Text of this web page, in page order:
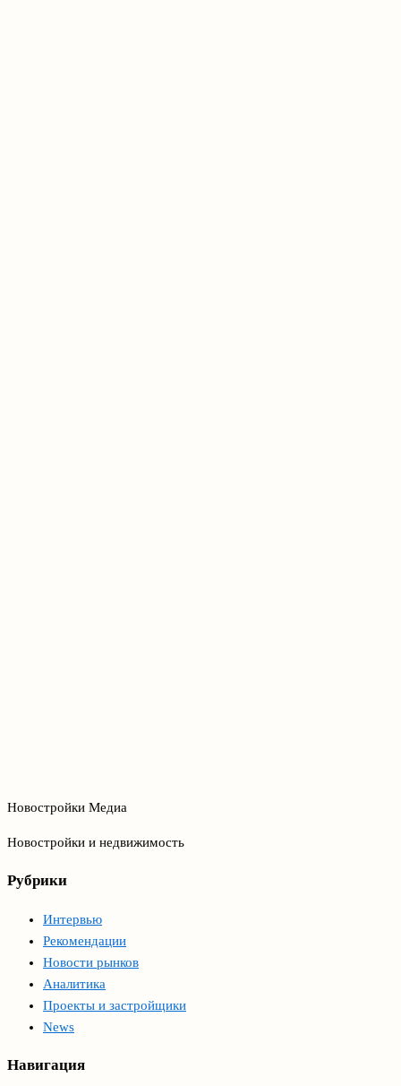
Новостройки Медиа
Новостройки и недвижимость
Рубрики
Интервью
Рекомендации
Новости рынков
Аналитика
Проекты и застройщики
News
Навигация